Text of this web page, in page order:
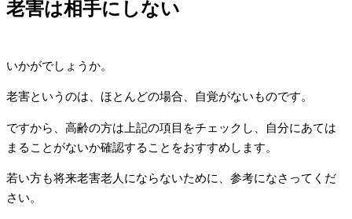
老害は相手にしない
いかがでしょうか。
老害というのは、ほとんどの場合、自覚がないものです。
ですから、高齢の方は上記の項目をチェックし、自分にあては
まることがないか確認することをおすすめします。
若い方も将来老害老人にならないために、参考になさってくだ
さい。